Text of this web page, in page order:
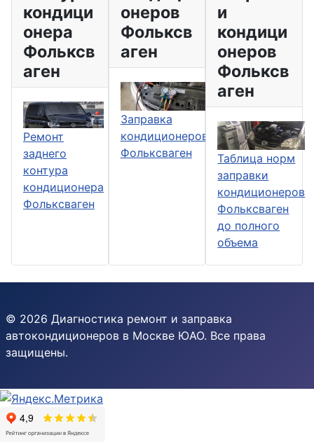
кондици
онера
Фольксв
аген
Ремонт
заднего
контура
кондиционера
Фольксваген
онеров
Фольксв
аген
Заправка
кондиционеров
Фольксваген
и
кондици
онеров
Фольксв
аген
Таблица норм
заправки
кондиционеров
Фольксваген
до полного
объема
© 2026 Диагностика ремонт и заправка
автокондиционеров в Москве ЮАО. Все права
защищены.